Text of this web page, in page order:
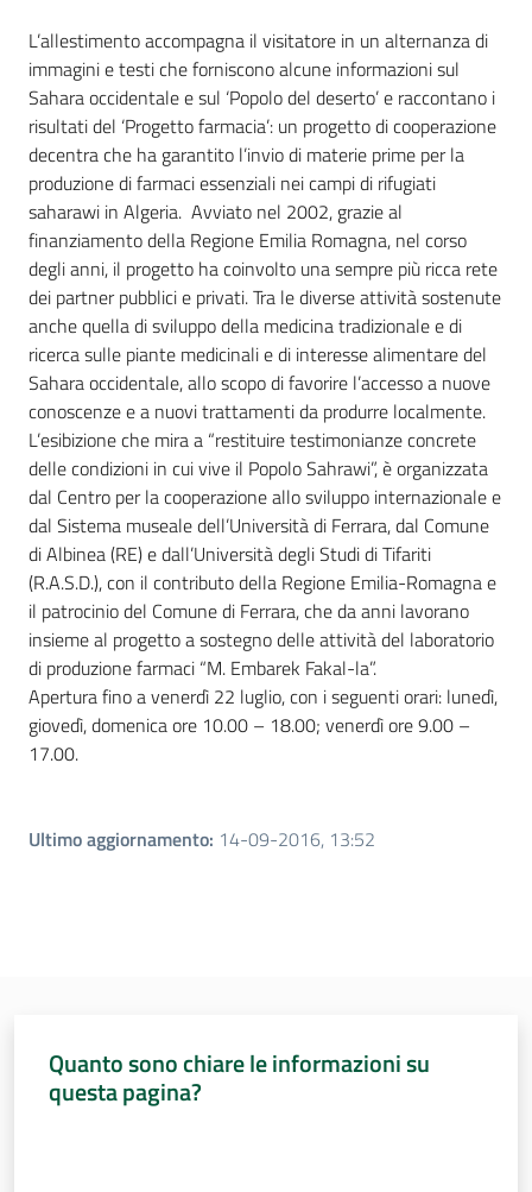
L’allestimento accompagna il visitatore in un alternanza di
immagini e testi che forniscono alcune informazioni sul
Sahara occidentale e sul ‘Popolo del deserto’ e raccontano i
risultati del ‘Progetto farmacia’: un progetto di cooperazione
decentra che ha garantito l’invio di materie prime per la
produzione di farmaci essenziali nei campi di rifugiati
saharawi in Algeria. Avviato nel 2002, grazie al
finanziamento della Regione Emilia Romagna, nel corso
degli anni, il progetto ha coinvolto una sempre più ricca rete
dei partner pubblici e privati. Tra le diverse attività sostenute
anche quella di sviluppo della medicina tradizionale e di
ricerca sulle piante medicinali e di interesse alimentare del
Sahara occidentale, allo scopo di favorire l’accesso a nuove
conoscenze e a nuovi trattamenti da produrre localmente.
L’esibizione che mira a “restituire testimonianze concrete
delle condizioni in cui vive il Popolo Sahrawi”, è organizzata
dal Centro per la cooperazione allo sviluppo internazionale e
dal Sistema museale dell’Università di Ferrara, dal Comune
di Albinea (RE) e dall’Università degli Studi di Tifariti
(R.A.S.D.), con il contributo della Regione Emilia-Romagna e
il patrocinio del Comune di Ferrara, che da anni lavorano
insieme al progetto a sostegno delle attività del laboratorio
di produzione farmaci “M. Embarek Fakal-la”.
Apertura fino a venerdì 22 luglio, con i seguenti orari: lunedì,
giovedì, domenica ore 10.00 – 18.00; venerdì ore 9.00 –
17.00.
Ultimo aggiornamento: 14-09-2016, 13:52
Quanto sono chiare le informazioni su
questa pagina?